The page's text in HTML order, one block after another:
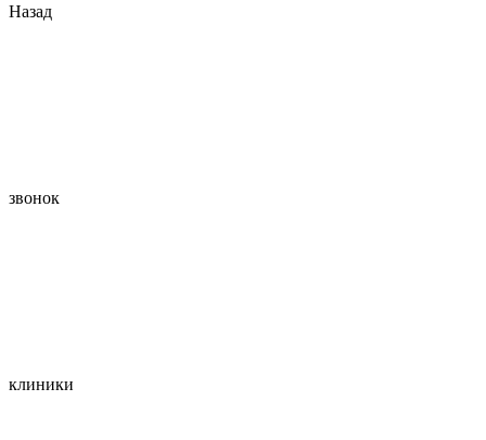
Назад
звонок
клиники